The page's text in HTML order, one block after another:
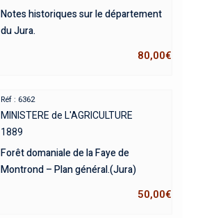
Notes historiques sur le département
du Jura.
80,00€
Réf : 6362
MINISTERE de L'AGRICULTURE
1889
Forêt domaniale de la Faye de
Montrond – Plan général.(Jura)
50,00€